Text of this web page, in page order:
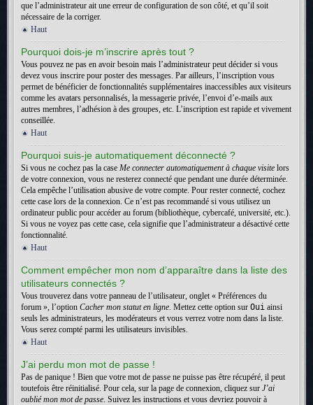
que l’administrateur ait une erreur de configuration de son côté, et qu’il soit
nécessaire de la corriger.
Haut
Pourquoi dois-je m’inscrire après tout ?
Vous pouvez ne pas en avoir besoin mais l’administrateur peut décider si vous
devez vous inscrire pour poster des messages. Par ailleurs, l’inscription vous
permet de bénéficier de fonctionnalités supplémentaires inaccessibles aux visiteurs
comme les avatars personnalisés, la messagerie privée, l’envoi d’e-mails aux
autres membres, l’adhésion à des groupes, etc. L’inscription est rapide et vivement
conseillée.
Haut
Pourquoi suis-je automatiquement déconnecté ?
Si vous ne cochez pas la case Me connecter automatiquement à chaque visite lors
de votre connexion, vous ne resterez connecté que pendant une durée déterminée.
Cela empêche l’utilisation abusive de votre compte. Pour rester connecté, cochez
cette case lors de la connexion. Ce n’est pas recommandé si vous utilisez un
ordinateur public pour accéder au forum (bibliothèque, cybercafé, université, etc.).
Si vous ne voyez pas cette case, cela signifie que l’administrateur a désactivé cette
fonctionnalité.
Haut
Comment empêcher mon nom d’apparaître dans la liste des
utilisateurs connectés ?
Vous trouverez dans votre panneau de l’utilisateur, onglet « Préférences du
forum », l’option Cacher mon statut en ligne. Mettez cette option sur Oui ainsi
seuls les administrateurs, les modérateurs et vous verrez votre nom dans la liste.
Vous serez compté parmi les utilisateurs invisibles.
Haut
J’ai perdu mon mot de passe !
Pas de panique ! Bien que votre mot de passe ne puisse pas être récupéré, il peut
toutefois être réinitialisé. Pour cela, sur la page de connexion, cliquez sur J’ai
oublié mon mot de passe. Suivez les instructions et vous devriez pouvoir à